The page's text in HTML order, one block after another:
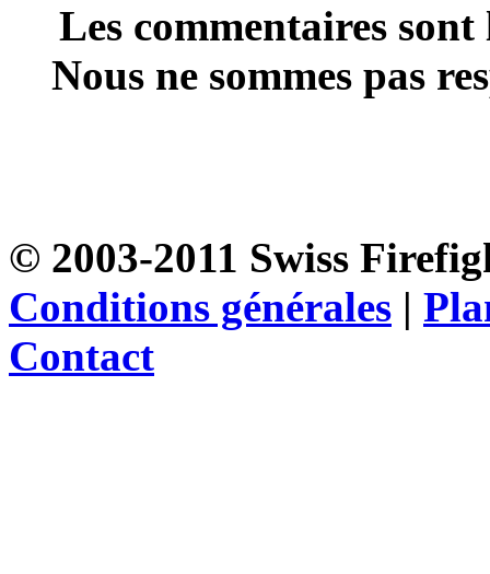
Les commentaires
Nous ne sommes pas
© 2003-2011 Swiss
Conditions générales |
Contact